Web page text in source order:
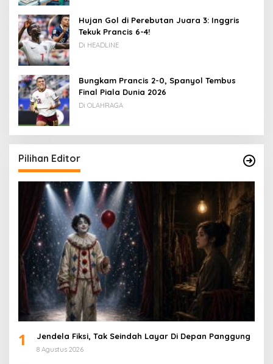
Hujan Gol di Perebutan Juara 3: Inggris
Tekuk Prancis 6-4!
Di HEADLINE
Bungkam Prancis 2-0, Spanyol Tembus
Final Piala Dunia 2026
Di OLAHRAGA
Pilihan Editor
1 Jendela Fiksi, Tak Seindah Layar Di Depan Panggung
8 Agustus 2026